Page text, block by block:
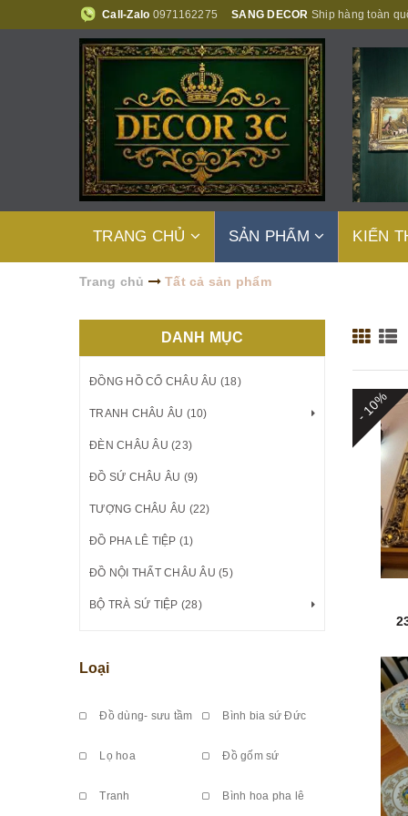
Call-Zalo 0971162275 SANG DECOR Ship hàng toàn
TRANG CHỦ SẢN PHẨM KIẾN
Trang chủ Tất cả sản phẩm
- 10%
DANH MỤC
ĐỒNG HỒ CỔ CHÂU ÂU (18)
TRANH CHÂU ÂU (10)
ĐÈN CHÂU ÂU (23)
ĐỒ SỨ CHÂU ÂU (9)
TƯỢNG CHÂU ÂU (22)
ĐỒ PHA LÊ TIỆP (1)
ĐỒ NỘI THẤT CHÂU ÂU (5)
BỘ TRÀ SỨ TIỆP (28)
Loại
Đồ dùng- sưu tầm Bình bia sứ Đức
Lọ hoa Đồ gốm sứ
Tranh Bình hoa pha lê